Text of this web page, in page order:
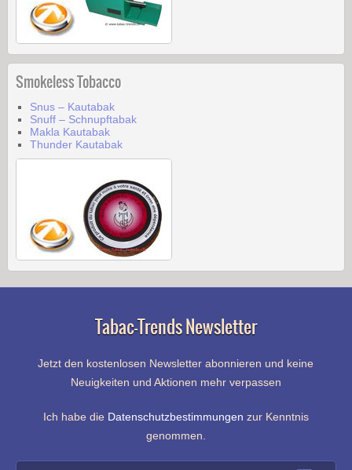
Smokeless Tobacco
Snus – Kautabak
Snuff – Schnupftabak
Makla Kautabak
Thunder Kautabak
Tabac-Trends Newsletter
Jetzt den kostenlosen Newsletter abonnieren und keine
Neuigkeiten und Aktionen mehr verpassen
Ich habe die Datenschutzbestimmungen zur Kenntnis
genommen.